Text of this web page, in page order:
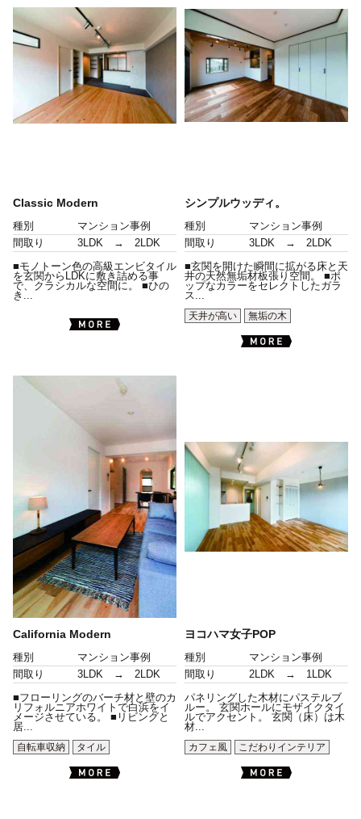
Classic Modern
種別
マンション事例
間取り
3LDK → 2LDK
■モノトーン色の高級エンビタイル
を玄関からLDKに敷き詰める事
で、クラシカルな空間に。 ■ひの
き...
シンプルウッディ。
種別
マンション事例
間取り
3LDK → 2LDK
■玄関を開けた瞬間に拡がる床と天
井の天然無垢材板張り空間。 ■ポ
ップなカラーをセレクトしたガラ
ス...
天井が高い
無垢の木
California Modern
種別
マンション事例
間取り
3LDK → 2LDK
■フローリングのバーチ材と壁のカ
リフォルニアホワイトで白浜をイ
メージさせている。 ■リビングと
居...
自転車収納
タイル
ヨコハマ女子POP
種別
マンション事例
間取り
2LDK → 1LDK
パネリングした木材にパステルブ
ルー。 玄関ホールにモザイクタイ
ルでアクセント。 玄関（床）は木
材...
カフェ風
こだわりインテリア